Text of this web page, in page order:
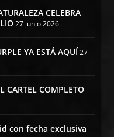
CELEBRA
27 junio 2026
YA ESTÁ AQUÍ27
CARTEL COMPLETO
con fecha exclusiva